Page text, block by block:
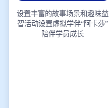
设置丰富的故事场景和趣味益
智活动设置虚拟学伴“阿卡莎”
陪伴学员成长